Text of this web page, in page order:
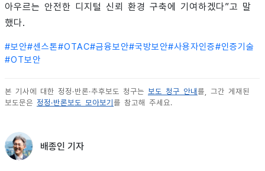
아우르는 안전한 디지털 신뢰 환경 구축에 기여하겠다”고 말
했다.
#보안#센스톤#OTAC#금융보안#국방보안#사용자인증#인증기술
#OT보안
본 기사에 대한 정정·반론·추후보도 청구는 보도 청구 안내를, 그간 게재된
보도문은 정정·반론보도 모아보기를 참고해 주세요.
배종인 기자